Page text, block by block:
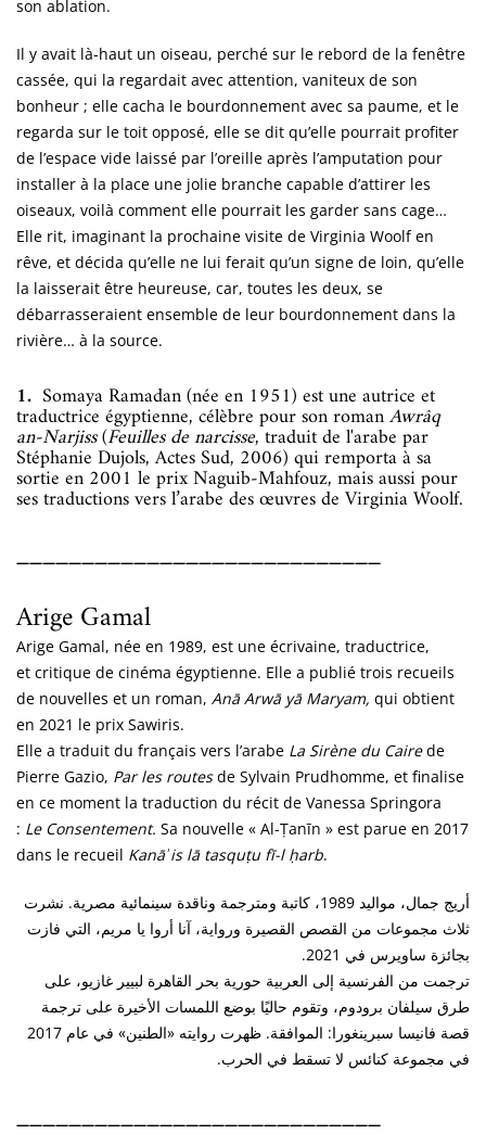
son ablation.
Il y avait là-haut un oiseau, perché sur le rebord de la fenêtre
cassée, qui la regardait avec attention, vaniteux de son
bonheur ; elle cacha le bourdonnement avec sa paume, et le
regarda sur le toit opposé, elle se dit qu’elle pourrait profiter
de l’espace vide laissé par l’oreille après l’amputation pour
installer à la place une jolie branche capable d’attirer les
oiseaux, voilà comment elle pourrait les garder sans cage…
Elle rit, imaginant la prochaine visite de Virginia Woolf en
rêve, et décida qu’elle ne lui ferait qu’un signe de loin, qu’elle
la laisserait être heureuse, car, toutes les deux, se
débarrasseraient ensemble de leur bourdonnement dans la
rivière… à la source.
1. Somaya Ramadan (née en 1951) est une autrice et
traductrice égyptienne, célèbre pour son romanAwrâq
an-Narjiss(Feuilles de narcisse, traduit de l'arabe par
Stéphanie Dujols, Actes Sud, 2006) qui remporta à sa
sortie en 2001 le prix Naguib-Mahfouz, mais aussi pour
ses traductions vers l’arabe des œuvres de Virginia Woolf.
____________________________
Arige Gamal
Arige Gamal, née en 1989, est une écrivaine, traductrice,
et critique de cinéma égyptienne. Elle a publié trois recueils
de nouvelles et un roman, Anā Arwā yā Maryam, qui obtient
en 2021 le prix Sawiris.
Elle a traduit du français vers l’arabe La Sirène du Cairede
Pierre Gazio, Par les routesde Sylvain Prudhomme, et finalise
en ce moment la traduction du récit de Vanessa Springora
: Le Consentement. Sa nouvelle « Al-Ṭanīn » est parue en 2017
dans le recueil Kanāʾis lā tasquṭu fī-l ḥarb.
أريج جمال، مواليد 1989، كاتبة ومترجمة وناقدة سينمائية مصرية. نشرت
ثلاث مجموعات من القصص القصيرة ورواية، آنا أروا يا مريم، التي فازت
بجائزة ساويرس في 2021.
ترجمت من الفرنسية إلى العربية حورية بحر القاهرة لبيير غازيو، على
طرق سيلفان برودوم، وتقوم حاليًا بوضع اللمسات الأخيرة على ترجمة
قصة فانيسا سبرينغورا: الموافقة. ظهرت روايته «الطنين» في عام 2017
في مجموعة كنائس لا تسقط في الحرب.
____________________________